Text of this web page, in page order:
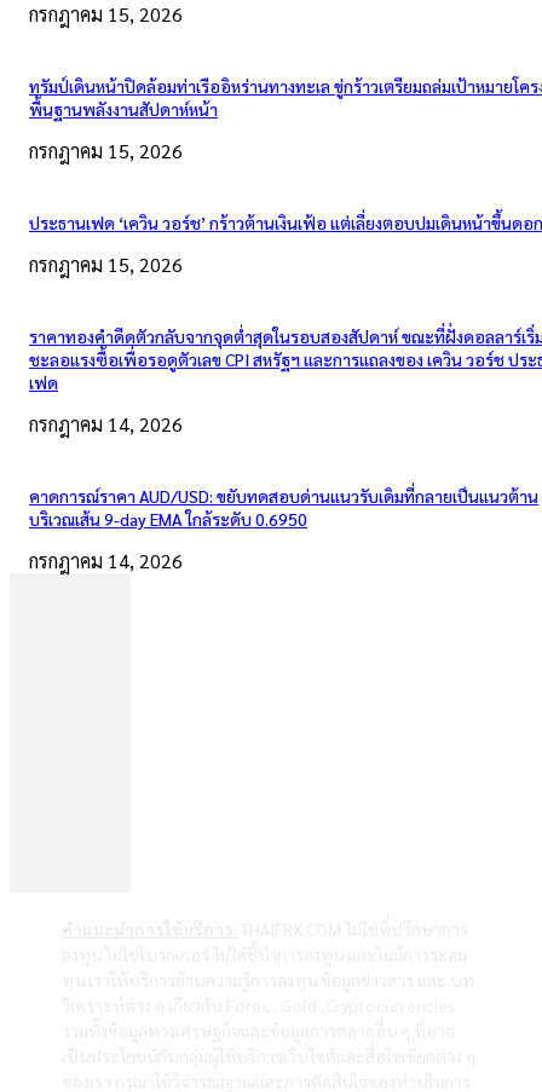
กรกฎาคม 15, 2026
ทรัมป์เดินหน้าปิดล้อมท่าเรืออิหร่านทางทะเล ขู่กร้าวเตรียมถล่มเป้าหมายโคร
พื้นฐานพลังงานสัปดาห์หน้า
กรกฎาคม 15, 2026
ประธานเฟด ‘เควิน วอร์ช’ กร้าวต้านเงินเฟ้อ แต่เลี่ยงตอบปมเดินหน้าขึ้นดอ
กรกฎาคม 15, 2026
ราคาทองคำดีดตัวกลับจากจุดต่ำสุดในรอบสองสัปดาห์ ขณะที่ฝั่งดอลลาร์เริ่
ชะลอแรงซื้อเพื่อรอดูตัวเลข CPI สหรัฐฯ และการแถลงของ เควิน วอร์ช ประ
เฟด
กรกฎาคม 14, 2026
คาดการณ์ราคา AUD/USD: ขยับทดสอบด่านแนวรับเดิมที่กลายเป็นแนวต้าน
บริเวณเส้น 9-day EMA ใกล้ระดับ 0.6950
กรกฎาคม 14, 2026